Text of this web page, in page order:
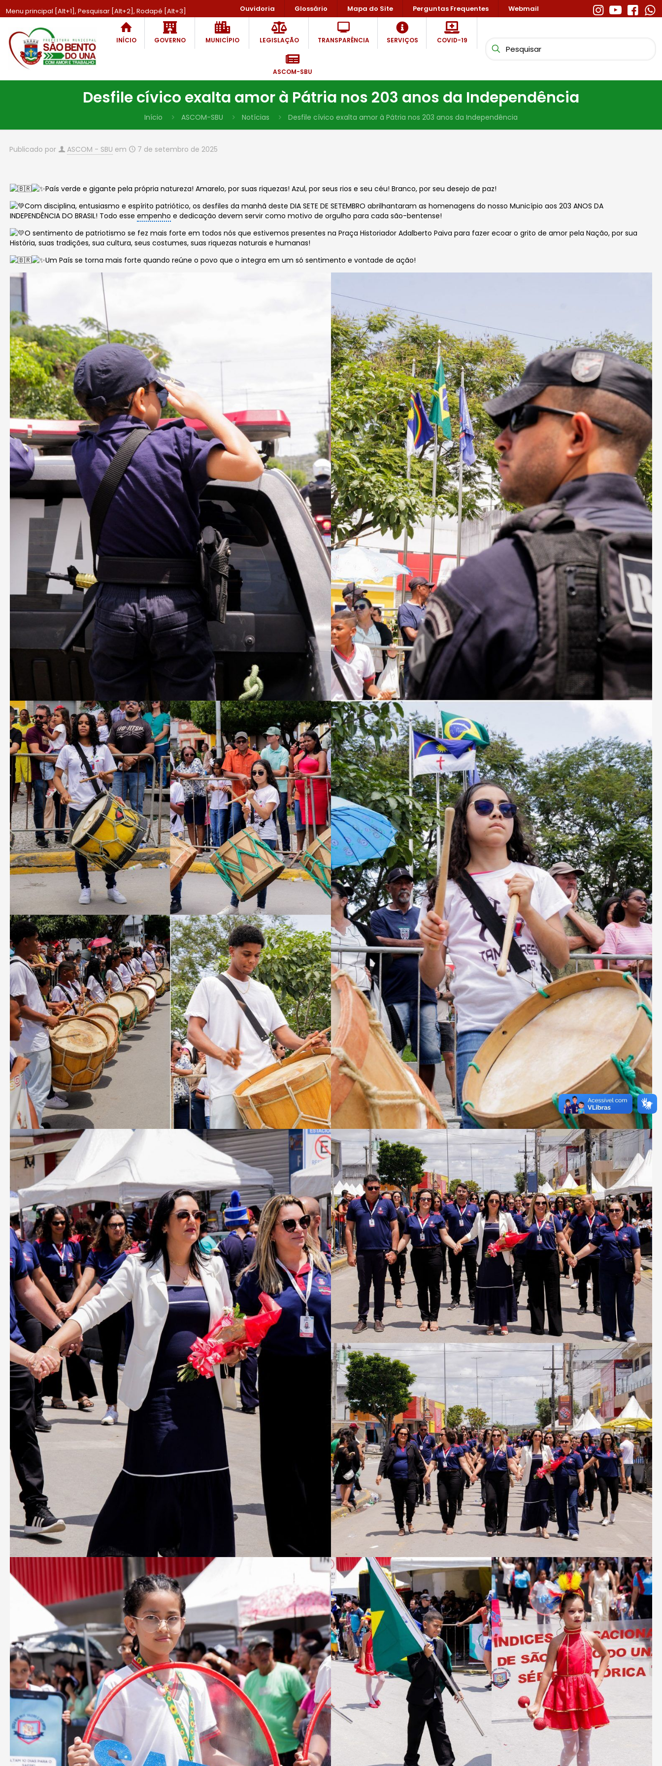
Menu principal [Alt+1], Pesquisar [Alt+2], Rodapé [Alt+3] Ouvidoria Glossário Mapa do Site Perguntas Frequentes Webmail
INÍCIO GOVERNO MUNICÍPIO LEGISLAÇÃO TRANSPARÊNCIA SERVIÇOS COVID-19
ASCOM-SBU
Desfile cívico exalta amor à Pátria nos 203 anos da Independência
Início ASCOM-SBU Notícias Desfile cívico exalta amor à Pátria nos 203 anos da Independência
Publicado por ASCOM - SBU em 7 de setembro de 2025
País verde e gigante pela própria natureza! Amarelo, por suas riquezas! Azul, por seus rios e seu céu! Branco, por seu desejo de paz!
Com disciplina, entusiasmo e espírito patriótico, os desfiles da manhã deste DIA SETE DE SETEMBRO abrilhantaram as homenagens do nosso Município aos 203 ANOS DA
INDEPENDÊNCIA DO BRASIL! Todo esseempenho e dedicação devem servir como motivo de orgulho para cada são-bentense!
O sentimento de patriotismo se fez mais forte em todos nós que estivemos presentes na Praça Historiador Adalberto Paiva para fazer ecoar o grito de amor pela Nação, por sua
História, suas tradições, sua cultura, seus costumes, suas riquezas naturais e humanas!
Um País se torna mais forte quando reúne o povo que o integra em um só sentimento e vontade de ação!